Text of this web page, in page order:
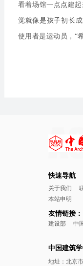
看着场馆一点点建
觉就像是孩子初长
使用者是运动员，“
快速导航
关于我们
本站申明
友情链接：
建设部 中
中国建筑
地址：北京